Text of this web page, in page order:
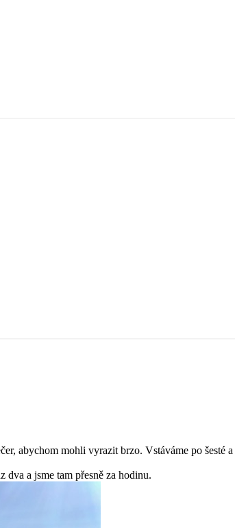
abychom mohli vyrazit brzo. Vstáváme po šesté
dva a jsme tam přesně za hodinu.